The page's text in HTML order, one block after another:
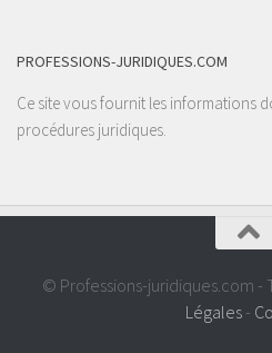
PROFESSIONS-JURIDIQUES.COM
Ce site vous fournit les informations
procédures juridiques.
© Professions-juridiques.com -
Légales -